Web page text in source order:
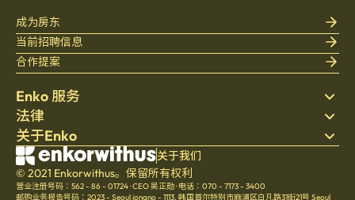
Enko 服务
搜索房源
床上用品
博客
帮助中心
法律
隐私政策
服务条款
取消与退款政策
关于Enko
公司介绍
招聘
文化
成为房东
当前招聘信息
合作提案
关于我们
© 2021 Enkorwithus。保留所有权利
营业注册号码：562 - 86 - 01724·CEO 吴正勋· 电话：070 - 7173 - 3400
邮购业务报告号码：2023 - Seoul jongno - 1113, 韩国首尔特别市麻浦区白凡路31街21号 Seoul